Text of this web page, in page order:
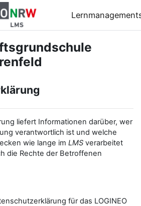
liefert Informationen darüber, wer
verantwortlich ist und welche
wie lange im LMS verarbeitet
die Rechte der Betroffenen
für das LOGINEO